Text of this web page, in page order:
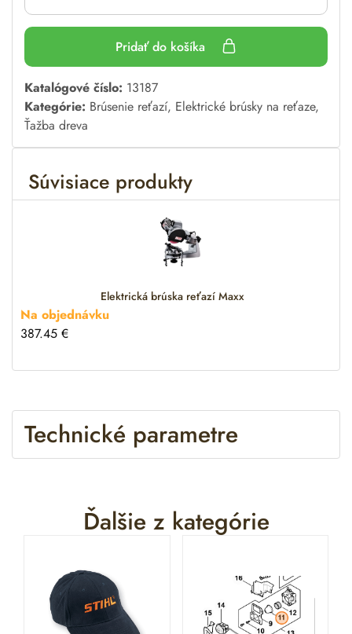
Pridať do košíka
A
l
t
e
n
a
Katalógové číslo: 13187
Kategórie: Brúsenie reťazí, Elektrické brúsky na reťaze,
Ťažba dreva
Súvisiace produkty
Elektrická brúska reťazí Maxx
Na objednávku
387.45 €
Technické parametre
Ďalšie z kategórie